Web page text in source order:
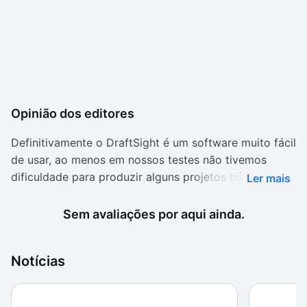
Opinião dos editores
Definitivamente o DraftSight é um software muito fácil
de usar, ao menos em nossos testes não tivemos
dificuldade para produzir alguns projetos básicos.
e obedeceu a todos os comandos. Infelizmente, o
apenas um projeto aberto.
A utilização do processador oscila conforme a adição
Ler mais
Sem avaliações por aqui ainda.
Notícias